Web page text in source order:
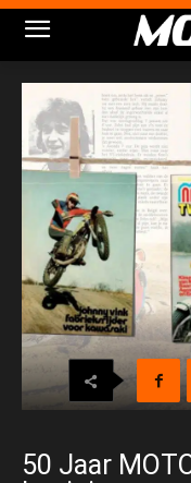
50 Jaar